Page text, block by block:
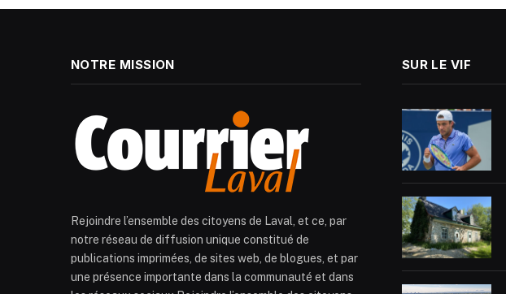
NOTRE MISSION
Rejoindre l’ensemble des citoyens de Laval, et ce, par
notre réseau de diffusion unique constitué de
publications imprimées, de sites web, de blogues, et par
une présence importante dans la communauté et dans
SUR LE VIF